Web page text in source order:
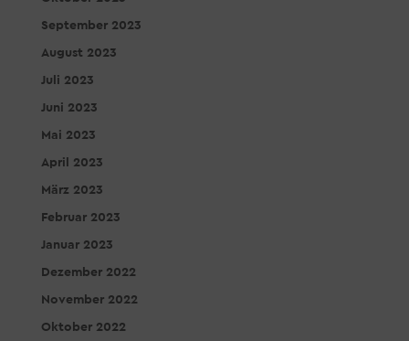
September 2023
August 2023
Juli 2023
Juni 2023
Mai 2023
April 2023
März 2023
Februar 2023
Januar 2023
Dezember 2022
November 2022
Oktober 2022